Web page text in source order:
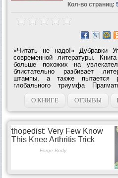
Кол-во страниц:
«Читать не надо!» Дубравки
современной литературы.
больше похожих на
блистательно разбивает
штампы, а также пытается
глобального триумфа
остроумной критики
переходит к гораздо более
О КНИГЕ ОТЗЫВЫ